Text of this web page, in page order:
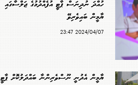
ހުއްދަ ނުދިނަސް ޕާޓީ އުފެއްދުމުގެ ޖަލްސާގައި
ޔާމީން ބައިވެރިވޭ
2024/04/07 23:47
ޔާމީން އެދުނީ ނޫސްވެރިންނާ ބައްދަލުކޮށް ޕާޓީ